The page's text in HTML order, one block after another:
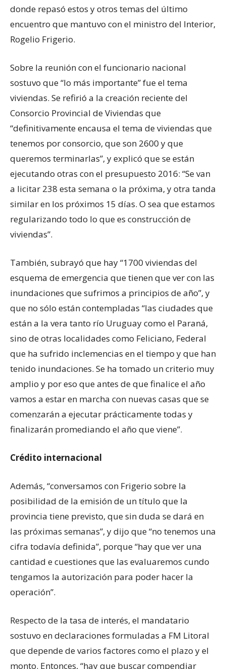
donde repasó estos y otros temas del último
encuentro que mantuvo con el ministro del Interior,
Rogelio Frigerio.
Sobre la reunión con el funcionario nacional
sostuvo que “lo más importante” fue el tema
viviendas. Se refirió a la creación reciente del
Consorcio Provincial de Viviendas que
“definitivamente encausa el tema de viviendas que
tenemos por consorcio, que son 2600 y que
queremos terminarlas”, y explicó que se están
ejecutando otras con el presupuesto 2016: “Se van
a licitar 238 esta semana o la próxima, y otra tanda
similar en los próximos 15 días. O sea que estamos
regularizando todo lo que es construcción de
viviendas”.
También, subrayó que hay “1700 viviendas del
esquema de emergencia que tienen que ver con las
inundaciones que sufrimos a principios de año”, y
que no sólo están contempladas “las ciudades que
están a la vera tanto río Uruguay como el Paraná,
sino de otras localidades como Feliciano, Federal
que ha sufrido inclemencias en el tiempo y que han
tenido inundaciones. Se ha tomado un criterio muy
amplio y por eso que antes de que finalice el año
vamos a estar en marcha con nuevas casas que se
comenzarán a ejecutar prácticamente todas y
finalizarán promediando el año que viene”.
Crédito internacional
Además, “conversamos con Frigerio sobre la
posibilidad de la emisión de un título que la
provincia tiene previsto, que sin duda se dará en
las próximas semanas”, y dijo que “no tenemos una
cifra todavía definida”, porque “hay que ver una
cantidad e cuestiones que las evaluaremos cundo
tengamos la autorización para poder hacer la
operación”.
Respecto de la tasa de interés, el mandatario
sostuvo en declaraciones formuladas a FM Litoral
que depende de varios factores como el plazo y el
monto. Entonces, “hay que buscar compendiar